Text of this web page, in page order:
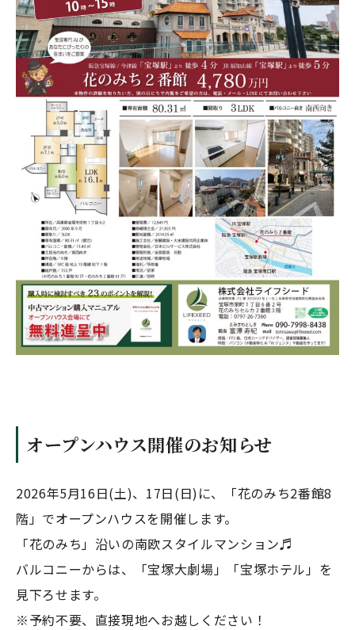
オープンハウス開催のお知らせ
2026年5月16日(土)、17日(日)に、「花のみち2番館8
階」でオープンハウスを開催します。
「花のみち」沿いの南欧スタイルマンション♬
バルコニーからは、「宝塚大劇場」「宝塚ホテル」を
見下ろせます。
※予約不要、直接現地へお越しください！